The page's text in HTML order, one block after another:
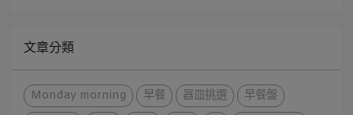
文章分類
Monday morning 早餐 器皿挑選
早餐盤